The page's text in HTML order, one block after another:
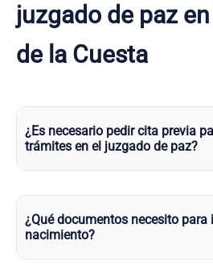
juzgado de paz
de la Cuesta
¿Es necesario pedir cita previa
trámites en el juzgado de paz?
¿Qué documentos necesito para
nacimiento?